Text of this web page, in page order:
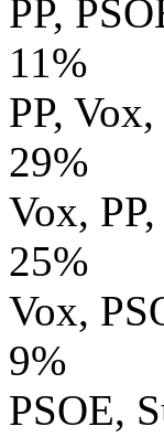
PP,
11%
PP,
29%
Vox,
25%
Vox,
9%
PSOE,